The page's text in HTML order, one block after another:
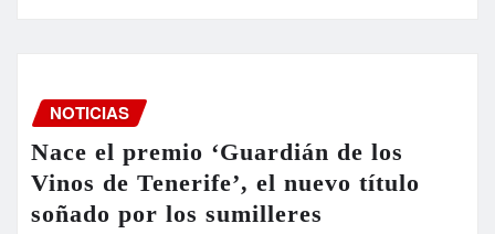
NOTICIAS
Nace el premio ‘Guardián de los
Vinos de Tenerife’, el nuevo título
soñado por los sumilleres